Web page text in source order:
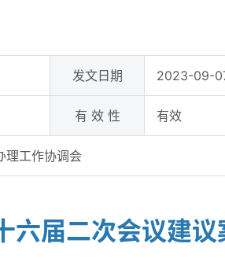
发文日期 2023-09-
有 效 性 有效
理工作协调会
六届二次会议建